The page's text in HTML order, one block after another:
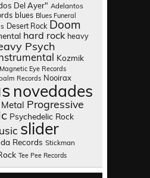
Del Ayer" Adelantos
blues Blues Funeral
Desert Rock Doom
hard rock heavy
Psych
Kozmik
Magnetic Eye Records
Records Nooirax
novedades
Progressive
Psychedelic Rock
slider
Records Stickman
Tee Pee Records